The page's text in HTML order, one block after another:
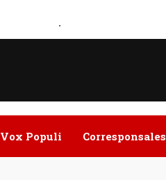
.
Vox Populi Corresponsales